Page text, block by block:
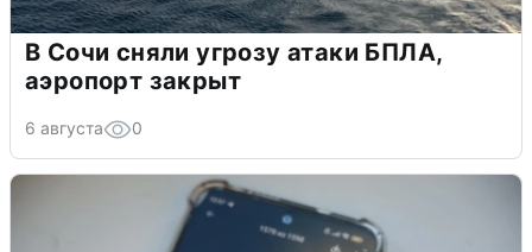
В Сочи сняли угрозу атаки БПЛА,
аэропорт закрыт
6 августа 0